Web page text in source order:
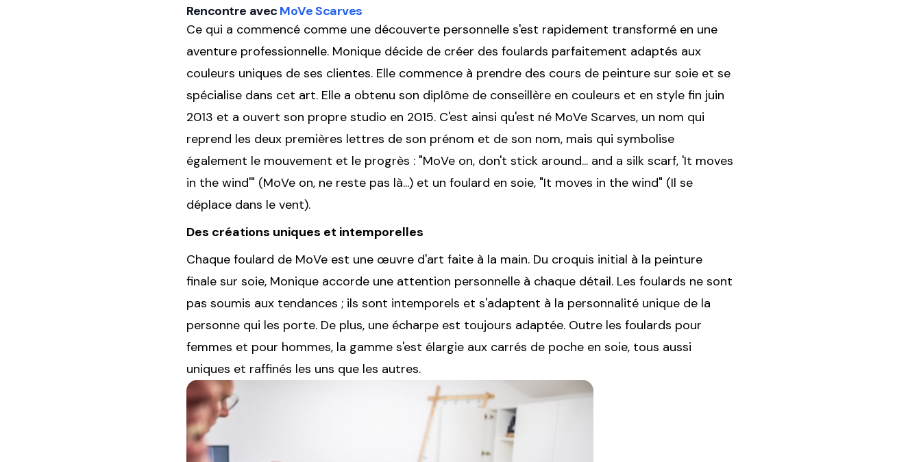
Rencontre avec MoVe Scarves
Ce qui a commencé comme une découverte personnelle s'est rapidement transformé en une
aventure professionnelle. Monique décide de créer des foulards parfaitement adaptés aux
couleurs uniques de ses clientes. Elle commence à prendre des cours de peinture sur soie et se
spécialise dans cet art. Elle a obtenu son diplôme de conseillère en couleurs et en style fin juin
2013 et a ouvert son propre studio en 2015. C'est ainsi qu'est né MoVe Scarves, un nom qui
reprend les deux premières lettres de son prénom et de son nom, mais qui symbolise
également le mouvement et le progrès : "MoVe on, don't stick around... and a silk scarf, 'It moves
in the wind'" (MoVe on, ne reste pas là...) et un foulard en soie, "It moves in the wind" (Il se
déplace dans le vent).
Des créations uniques et intemporelles
Chaque foulard de MoVe est une œuvre d'art faite à la main. Du croquis initial à la peinture
finale sur soie, Monique accorde une attention personnelle à chaque détail. Les foulards ne sont
pas soumis aux tendances ; ils sont intemporels et s'adaptent à la personnalité unique de la
personne qui les porte. De plus, une écharpe est toujours adaptée. Outre les foulards pour
femmes et pour hommes, la gamme s'est élargie aux carrés de poche en soie, tous aussi
uniques et raffinés les uns que les autres.